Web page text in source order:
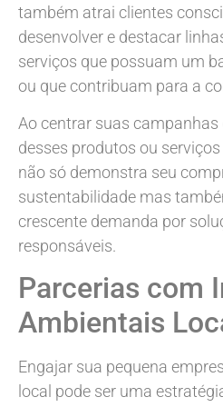
também atrai clientes
desenvolver e destacar
serviços que possuam um
ou que contribuam para a
Ao centrar suas
desses produtos ou
não só demonstra seu
sustentabilidade mas
crescente demanda por
responsáveis.
Parcerias com
Ambientais
Engajar sua pequena
local pode ser uma